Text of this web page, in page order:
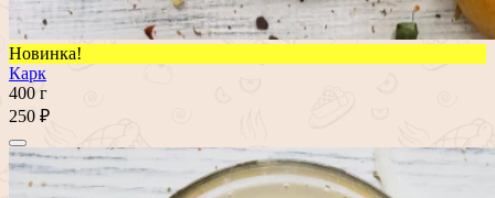
Новинка!
Карк
400 г
250 ₽